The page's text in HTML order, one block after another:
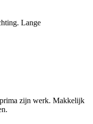
Lange
zijn werk. Makkelijk